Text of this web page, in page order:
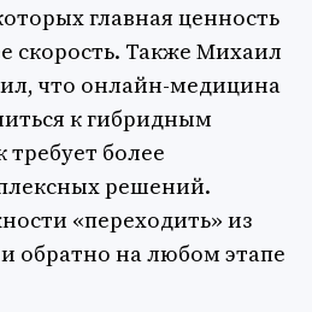
главная ценность
скорость. Также Михаил
что онлайн-медицина
к гибридным
более
решений.
«переходить» из
обратно на любом этапе